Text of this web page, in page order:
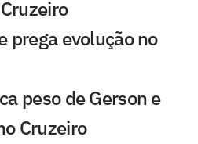
prega evolução no
peso de Gerson e
Cruzeiro